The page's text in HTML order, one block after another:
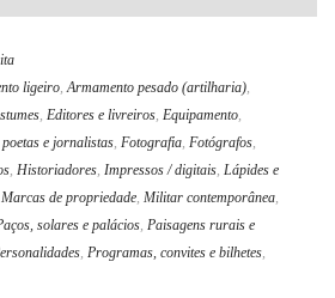
ligeiro,Armamento pesado (artilharia),
, Editores e livreiros, Equipamento,
e jornalistas, Fotografia, Fotógrafos,
, Historiadores, Impressos / digitais, Lápides e
Marcas de propriedade, Militar contemporânea,
solares e palácios, Paisagens rurais e
, Programas, convites e bilhetes,